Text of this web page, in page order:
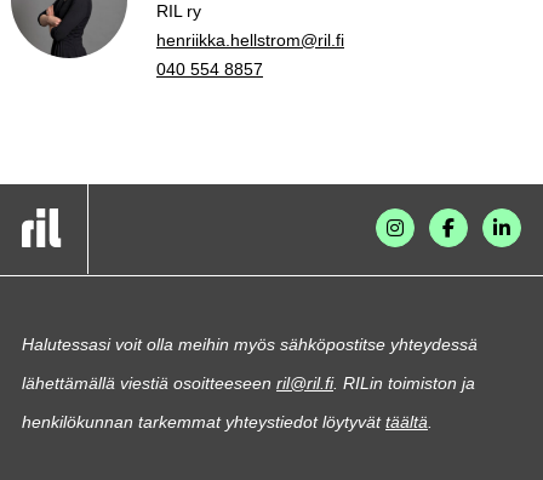
RIL ry
henriikka.hellstrom@ril.fi
040 554 8857
Halutessasi voit olla meihin myös sähköpostitse yhteydessä
lähettämällä viestiä osoitteeseen ril@ril.fi. RILin toimiston ja
henkilökunnan tarkemmat yhteystiedot löytyvättäältä